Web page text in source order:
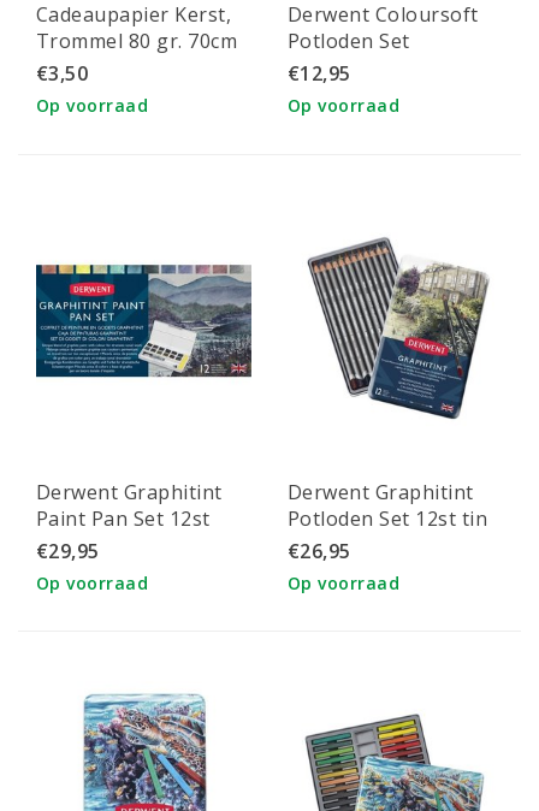
Cadeaupapier Kerst,
Trommel 80 gr. 70cm
x 4 mtr
€3,50
Op voorraad
Derwent Coloursoft
Potloden Set
Skintones 6st
€12,95
Op voorraad
Derwent Graphitint
Paint Pan Set 12st
€29,95
Op voorraad
Derwent Graphitint
Potloden Set 12st tin
€26,95
Op voorraad